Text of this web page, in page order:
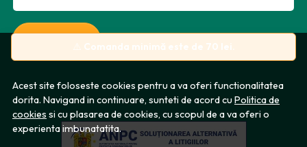
⚠️ Comanda minimă este de 70 lei.
Acest site foloseste cookies pentru a va oferi functionalitatea
dorita. Navigand in continuare, sunteti de acord cu Politica de
cookies si cu plasarea de cookies, cu scopul de a va oferi o
experienta imbunatatita.